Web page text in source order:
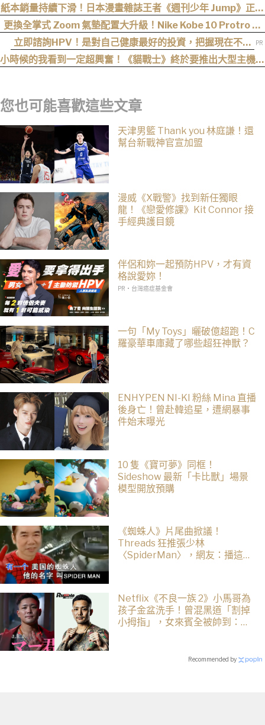
紙本銷量持續下滑！日本漫畫雜誌王者《週刊少年 Jump》正式
跌破百萬大關
更換全掌式 Zoom 氣墊配置大升級！Nike Kobe 10 Protro 正
式回歸
立即諮詢HPV！是對自己健康最好的投資，把握現在不嫌
晚！
小時候的我看到一定超興奮！《貓戰士》終於要推出大型主機遊
您也可能喜歡這些文章
天津男籃 Thank you 林庭謙！還
幫台新戰神官宣加盟
漫威《X戰警》找到新任獨眼
龍！《戀愛修課》Kit Connor 接
手經典護目鏡
伴侶和妳一起預防HPV，才有資
格說愛妳！
PR・台灣癌症基金會
一句「My Toys」曬破億超跑！C
羅豪華車庫藏了哪些超狂神獸？
ENHYPEN NI-KI 粉絲 Mina 直播
後身亡！曾赴韓追星，遭網暴事
件始末曝光
10 隻《寶可夢》同框！
Sideshow 最新「卡比獸」場景
模型開放預購
《蜘蛛人》片尾曲掀議！
Threads 狂推張少林
〈SpiderMan〉，網友：播這個
Netflix《不良一族 2》小馬哥為
孩子金盆洗手！曾混黑道「割掉
小拇指」，女來賓全被帥到：超
Recommended by